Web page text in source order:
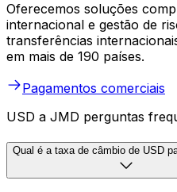
Oferecemos soluções
internacional e gestão de
transferências
em mais de 190 países.
Pagamentos comerciais
USD a JMD perguntas
Qual é a taxa de câmbio de USD